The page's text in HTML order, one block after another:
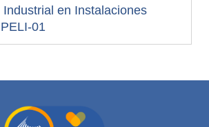
Industrial en Instalaciones
01